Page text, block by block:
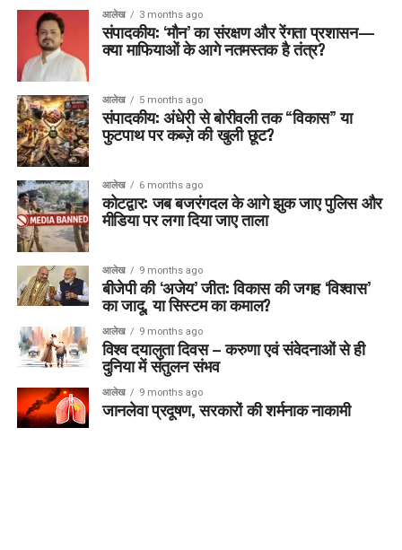
आलेख 3 months ago
संपादकीय: ‘मौन’ का संरक्षण और रेंगता प्रशासन—
क्या माफियाओं के आगे नतमस्तक है तंत्र?
आलेख 5 months ago
संपादकीय: अंधेरी से बोरीवली तक “विकास” या
फुटपाथ पर कब्ज़े की खुली छूट?
आलेख 6 months ago
कोटद्वार: जब बजरंगदल के आगे झुक जाए पुलिस और
मीडिया पर लगा दिया जाए ताला
आलेख 9 months ago
बीजेपी की ‘अजेय’ जीत: विकास की जगह ‘विश्वास’
का जादू, या सिस्टम का कमाल?
आलेख 9 months ago
विश्व दयालुता दिवस – करुणा एवं संवेदनाओं से ही
दुनिया में संतुलन संभव
आलेख 9 months ago
जानलेवा प्रदूषण, सरकारों की शर्मनाक नाकामी